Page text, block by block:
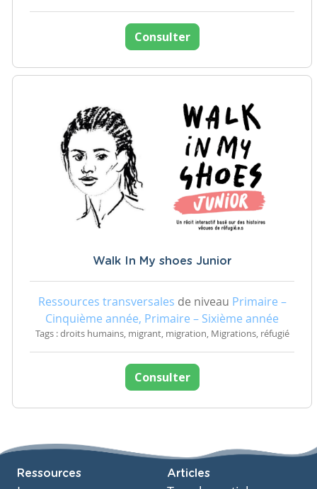
Consulter
Walk In My shoes Junior
Ressources transversales de niveau Primaire –
Cinquième année, Primaire – Sixième année
Tags : droits humains, migrant, migration, Migrations, réfugié
Consulter
Ressources Articles